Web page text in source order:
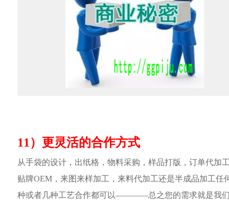
11）更灵活的合作方式
从手袋的设计，出纸格，物料采购，样品打版，订单代加
贴牌OEM，来图来样加工，来料代加工还是半成品加工任
种或者几种工艺合作都可以————总之您的需求就是我